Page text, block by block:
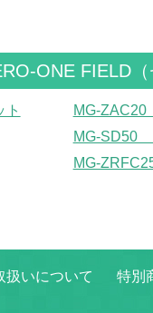
ONE FIELD
MG-
MG-SD50
MG-
扱いについて 特別